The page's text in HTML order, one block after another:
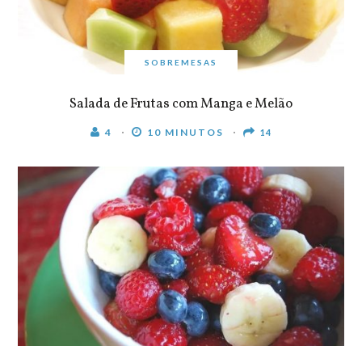
SOBREMESAS
Salada de Frutas com Manga e Melão
4 10 MINUTOS 14